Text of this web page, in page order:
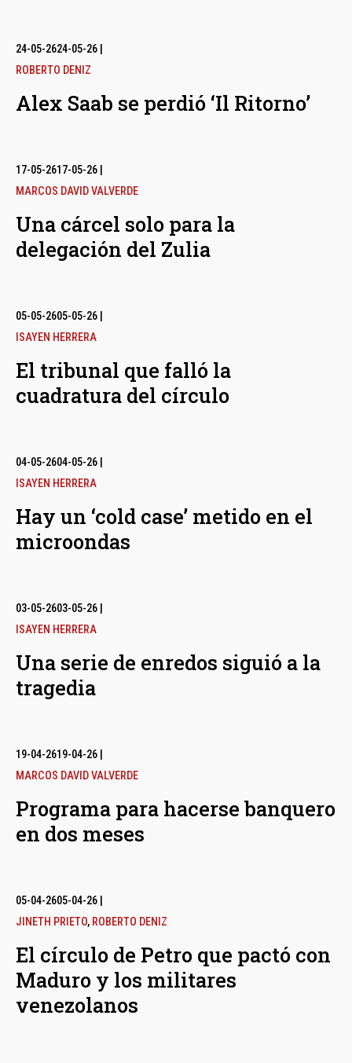
24-05-2624-05-26
ROBERTO DENIZ
Alex Saab se perdió ‘Il Ritorno’
17-05-2617-05-26
MARCOS DAVID VALVERDE
Una cárcel solo para la
delegación del Zulia
05-05-2605-05-26
ISAYEN HERRERA
El tribunal que falló la
cuadratura del círculo
04-05-2604-05-26
ISAYEN HERRERA
Hay un ‘cold case’ metido en el
microondas
03-05-2603-05-26
ISAYEN HERRERA
Una serie de enredos siguió a la
tragedia
19-04-2619-04-26
MARCOS DAVID VALVERDE
Programa para hacerse banquero
en dos meses
05-04-2605-04-26
JINETH PRIETO, ROBERTO DENIZ
El círculo de Petro que pactó con
Maduro y los militares
venezolanos